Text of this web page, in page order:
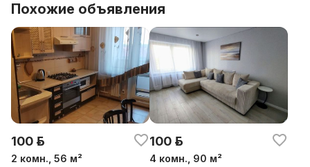
Похожие объявления
100 р.
2 комн., 56 м²
100 р.
4 комн., 90 м²